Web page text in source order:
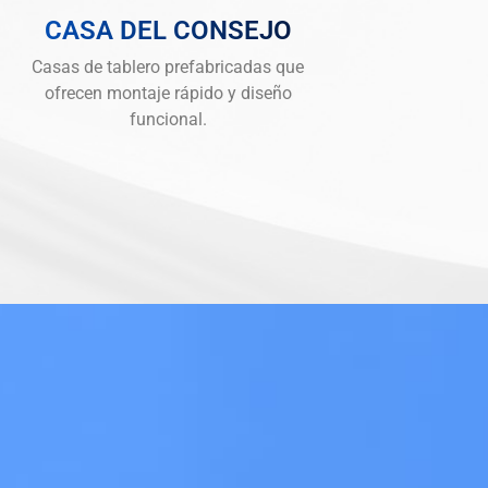
CASA DEL CONSEJO
Casas de tablero prefabricadas que
ofrecen montaje rápido y diseño
funcional.